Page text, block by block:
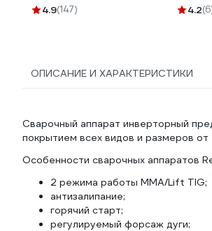
ARMA ER70S60801
4.9(147)
250 А
4.2
ОПИСАНИЕ И ХАРАКТЕРИСТИКИ
Сварочный аппарат инверторный
покрытием всех видов и размеров
Особенности сварочных аппаратов
2 режима работы MMA/Lift TIG;
антизалипание;
горячий старт;
регулируемый форсаж дуги;